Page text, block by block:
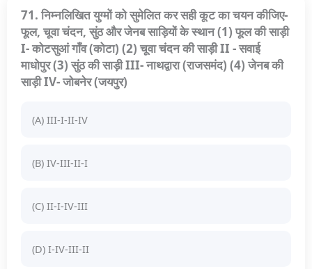
71. निम्नलिखित युग्मों को सुमेलित कर सही कूट का चयन कीजिए-
फूल, चूवा चंदन, सुंठ और जेनब साड़ियों के स्थान (1) फूल की साड़ी
I- कोटसुआं गाँव (कोटा) (2) चूवा चंदन की साड़ी II - सवाई
माधोपुर (3) सुंठ की साड़ी III- नाथद्वारा (राजसमंद) (4) जेनब की
साड़ी IV- जोबनेर (जयपुर)
(A) III-I-II-IV
(B) IV-III-II-I
(C) II-I-IV-III
(D) I-IV-III-II